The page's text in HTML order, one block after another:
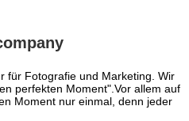
für Fotografie und Marketing. Wir
perfekten Moment".Vor allem auf
Moment nur einmal, denn jeder